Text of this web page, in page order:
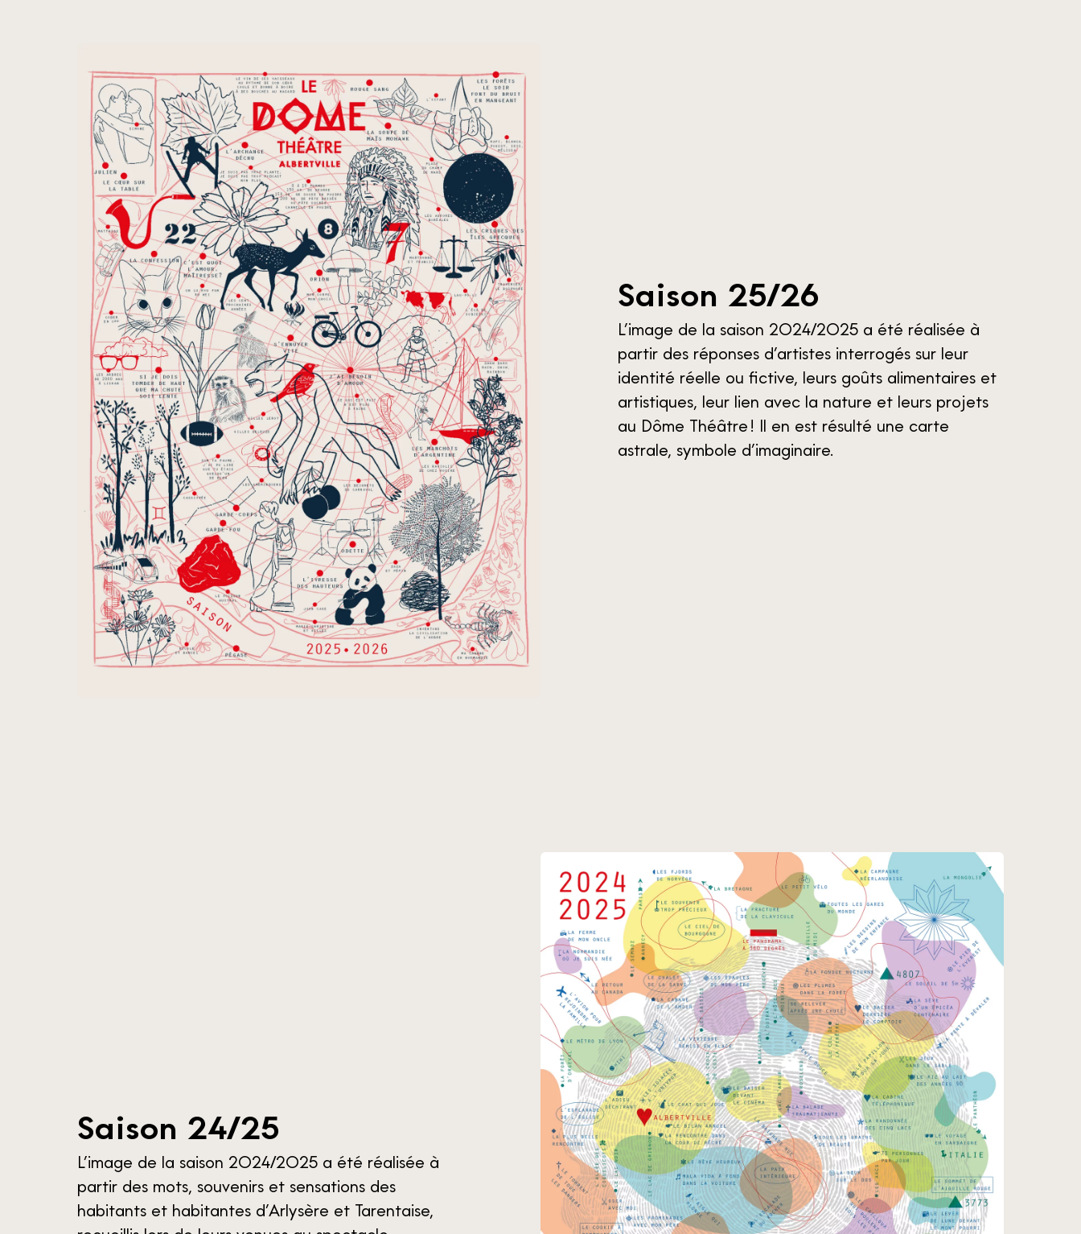
Saison 25/26
L’image de la saison 2024/2025 a été réalisée à
partir des réponses d’artistes interrogés sur leur
identité réelle ou fictive, leurs goûts alimentaires et
artistiques, leur lien avec la nature et leurs projets
au Dôme Théâtre ! Il en est résulté une carte
astrale, symbole d’imaginaire.
Saison 24/25
L’image de la saison 2024/2025 a été réalisée à
partir des mots, souvenirs et sensations des
habitants et habitantes d’Arlysère et Tarentaise,